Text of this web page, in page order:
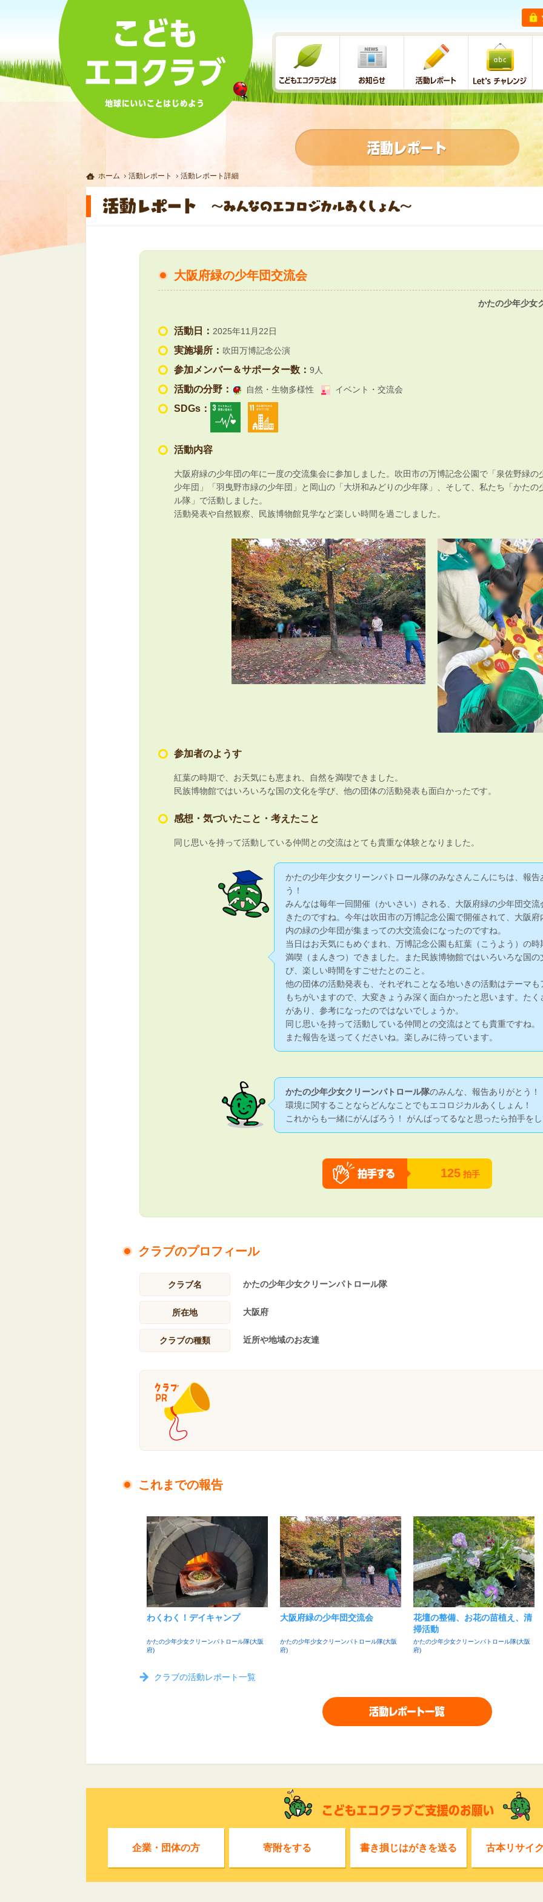
ホーム 活動レポート 活動レポート詳細
大阪府緑の少年団交流会
かたの少年少女
活動日： 2025年11月22日
実施場所： 吹田万博記念公演
参加メンバー＆サポーター数： 9人
活動の分野： 自然・生物多様性 イベント・交流会
SDGs：
活動内容
大阪府緑の少年団の年に一度の交流集会に参加しました。吹田市の万博記念公園で「泉佐野緑の
少年団」「羽曳野市緑の少年団」と岡山の「大垪和みどりの少年隊」、そして、私たち「かたの
ル隊」で活動しました。
活動発表や自然観察、民族博物館見学など楽しい時間を過ごしました。
参加者のようす
紅葉の時期で、お天気にも恵まれ、自然を満喫できました。
民族博物館ではいろいろな国の文化を学び、他の団体の活動発表も面白かったです。
感想・気づいたこと・考えたこと
同じ思いを持って活動している仲間との交流はとても貴重な体験となりました。
かたの少年少女クリーンパトロール隊のみなさんこんにちは、報告
う！
みんなは毎年一回開催（かいさい）される、大阪府緑の少年団交流
きたのですね。今年は吹田市の万博記念公園で開催されて、大阪府
内の緑の少年団が集まっての大交流会になったのですね。
当日はお天気にもめぐまれ、万博記念公園も紅葉（こうよう）の時
満喫（まんきつ）できました。また民族博物館ではいろいろな国の
び、楽しい時間をすごせたとのこと。
他の団体の活動発表も、それぞれことなる地いきの活動はテーマも
もちがいますので、大変きょうみ深く面白かったと思います。たく
があり、参考になったのではないでしょうか。
同じ思いを持って活動している仲間との交流はとても貴重ですね
また報告を送ってくださいね。楽しみに待っています。
かたの少年少女クリーンパトロール隊のみんな、報告ありがとう！
環境に関することならどんなことでもエコロジカルあくしょん！
これからも一緒にがんばろう！ がんばってるなと思ったら拍手を
125 拍手
クラブのプロフィール
クラブ名 かたの少年少女クリーンパトロール隊
所在地 大阪府
クラブの種類 近所や地域のお友達
これまでの報告
わくわく！デイキャンプ
かたの少年少女クリーンパトロール隊(大阪
府)
大阪府緑の少年団交流会
かたの少年少女クリーンパトロール隊(大阪
府)
花壇の整備、お花の苗植え、清
掃活動
かたの少年少女クリーンパトロール隊(大阪
府)
クラブの活動レポート一覧
企業・団体の方 寄附をする 書き損じはがきを送る 古本リサイ